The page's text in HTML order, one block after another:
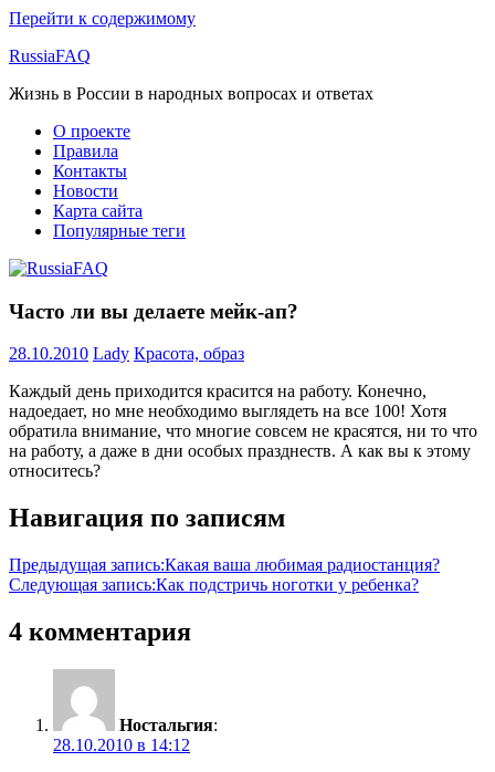
Перейти к содержимому
RussiaFAQ
Жизнь в России в народных вопросах и ответах
О проекте
Правила
Контакты
Новости
Карта сайта
Популярные теги
Часто ли вы делаете мейк-ап?
28.10.2010 Lady Красота, образ
Каждый день приходится красится на работу. Конечно,
надоедает, но мне необходимо выглядеть на все 100! Хотя
обратила внимание, что многие совсем не красятся, ни то что
на работу, а даже в дни особых празднеств. А как вы к этому
относитесь?
Навигация по записям
Предыдущая запись:Какая ваша любимая радиостанция?
Следующая запись:Как подстричь ноготки у ребенка?
4 комментария
Ностальгия:
28.10.2010 в 14:12